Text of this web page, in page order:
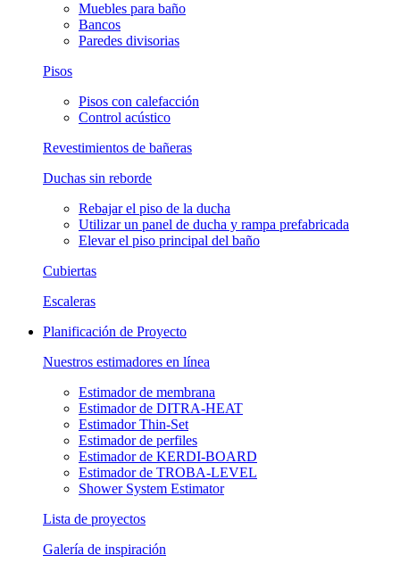
Muebles para baño
Bancos
Paredes divisorias
Pisos
Pisos con calefacción
Control acústico
Revestimientos de bañeras
Duchas sin reborde
Rebajar el piso de la ducha
Utilizar un panel de ducha y rampa prefabricada
Elevar el piso principal del baño
Cubiertas
Escaleras
Planificación de Proyecto
Nuestros estimadores en línea
Estimador de membrana
Estimador de DITRA-HEAT
Estimador Thin-Set
Estimador de perfiles
Estimador de KERDI-BOARD
Estimador de TROBA-LEVEL
Shower System Estimator
Lista de proyectos
Galería de inspiración